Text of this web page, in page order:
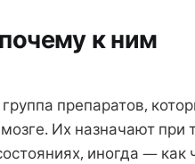
к ним
препаратов,
Их назначают при
иногда — как